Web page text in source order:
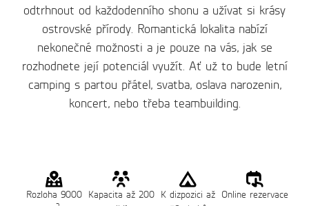
odtrhnout od každodenního shonu a užívat si krásy
ostrovské přírody. Romantická lokalita nabízí
nekonečné možnosti a je pouze na vás, jak se
rozhodnete její potenciál využít. Ať už to bude letní
camping s partou přátel, svatba, oslava narozenin,
koncert, nebo třeba teambuilding.
Rozloha 9000 Kapacita až 200
K dizpozici až Online rezervace